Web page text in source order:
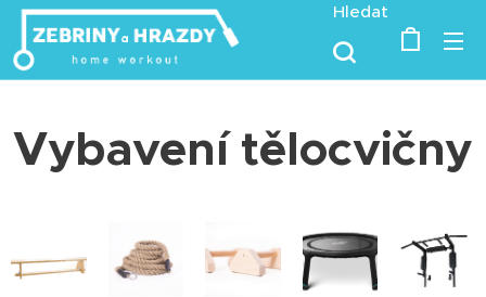
Hledat
Vybavení tělocvičny